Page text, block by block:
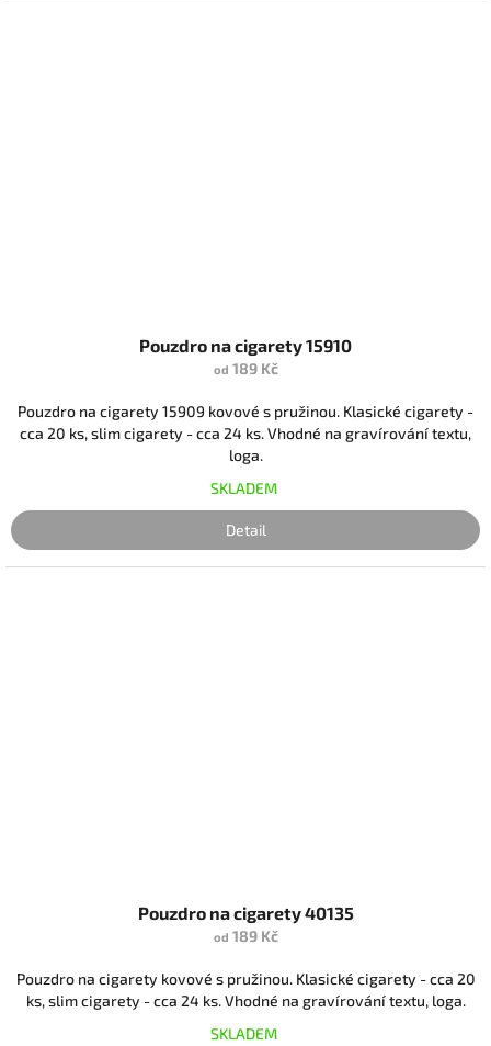
Pouzdro na cigarety 15910
od 189 Kč
Pouzdro na cigarety 15909 kovové s pružinou. Klasické cigarety -
cca 20 ks, slim cigarety - cca 24 ks. Vhodné na gravírování textu,
loga.
SKLADEM
Detail
Pouzdro na cigarety 40135
od 189 Kč
Pouzdro na cigarety kovové s pružinou. Klasické cigarety - cca 20
ks, slim cigarety - cca 24 ks. Vhodné na gravírování textu, loga.
SKLADEM